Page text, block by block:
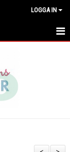
LOGGA IN